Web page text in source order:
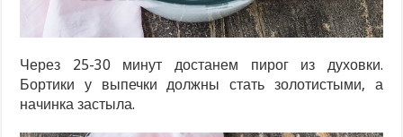
Через 25-30 минут достанем пирог из духовки.
Бортики у выпечки должны стать золотистыми, а
начинка застыла.